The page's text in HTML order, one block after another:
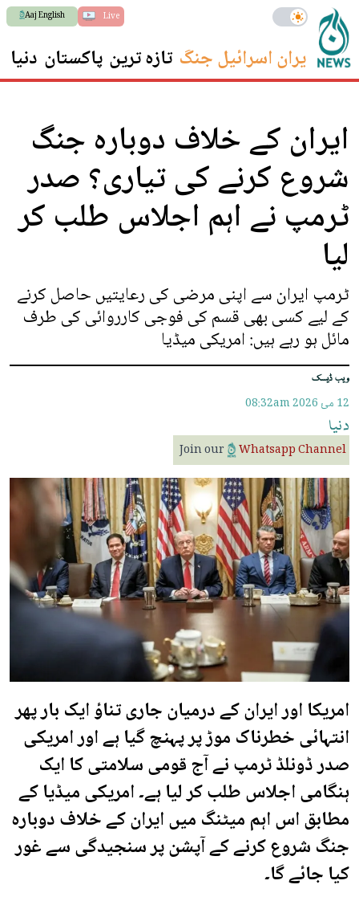
Live
Aaj English
ایران اسرائیل جنگ تازہ ترین پاکستان دنیا
ایران کے خلاف دوبارہ جنگ
شروع کرنے کی تیاری؟ صدر
ٹرمپ نے اہم اجلاس طلب کر
لیا
ٹرمپ ایران سے اپنی مرضی کی رعایتیں حاصل کرنے
کے لیے کسی بھی قسم کی فوجی کارروائی کی طرف
مائل ہو رہے ہیں: امریکی میڈیا
ویب ڈیسک
12 مئ 2026 08:32am
دنیا
Join our Whatsapp Channel
امریکا اور ایران کے درمیان جاری تناؤ ایک بار پھر
انتہائی خطرناک موڑ پر پہنچ گیا ہے اور امریکی
صدر ڈونلڈ ٹرمپ نے آج قومی سلامتی کا ایک
ہنگامی اجلاس طلب کر لیا ہے۔ امریکی میڈیا کے
مطابق اس اہم میٹنگ میں ایران کے خلاف دوبارہ
جنگ شروع کرنے کے آپشن پر سنجیدگی سے غور
کیا جائے گا۔